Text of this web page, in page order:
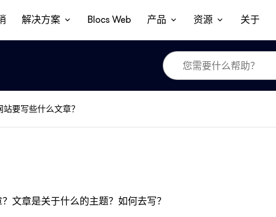
解决方案 Blocs Web 产品 资源 关于
站要写些什么文章？
文章是关于什么的主题？如何去写？